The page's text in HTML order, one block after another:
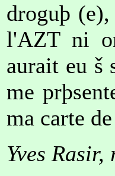
droguþ
l'AZT ni
aurait eu š
me
ma carte
Yves